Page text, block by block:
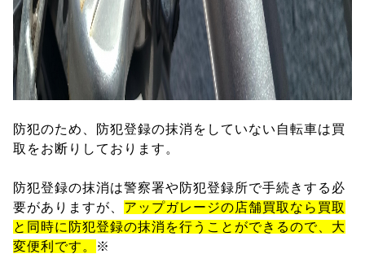
防犯のため、防犯登録の抹消をしていない自転車は買
取をお断りしております。
防犯登録の抹消は警察署や防犯登録所で手続きする必
要がありますが、 アップガレージの店舗買取なら買取
と同時に防犯登録の抹消を行うことができるので、大
変便利です。
※